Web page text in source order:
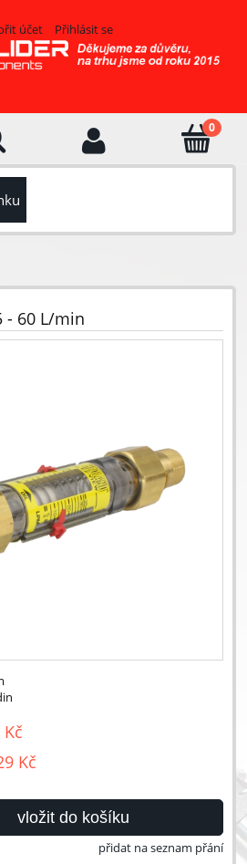
účet Přihlásit se
- 60 L/min
Kč
vložit do košíku
přidat na seznam přání